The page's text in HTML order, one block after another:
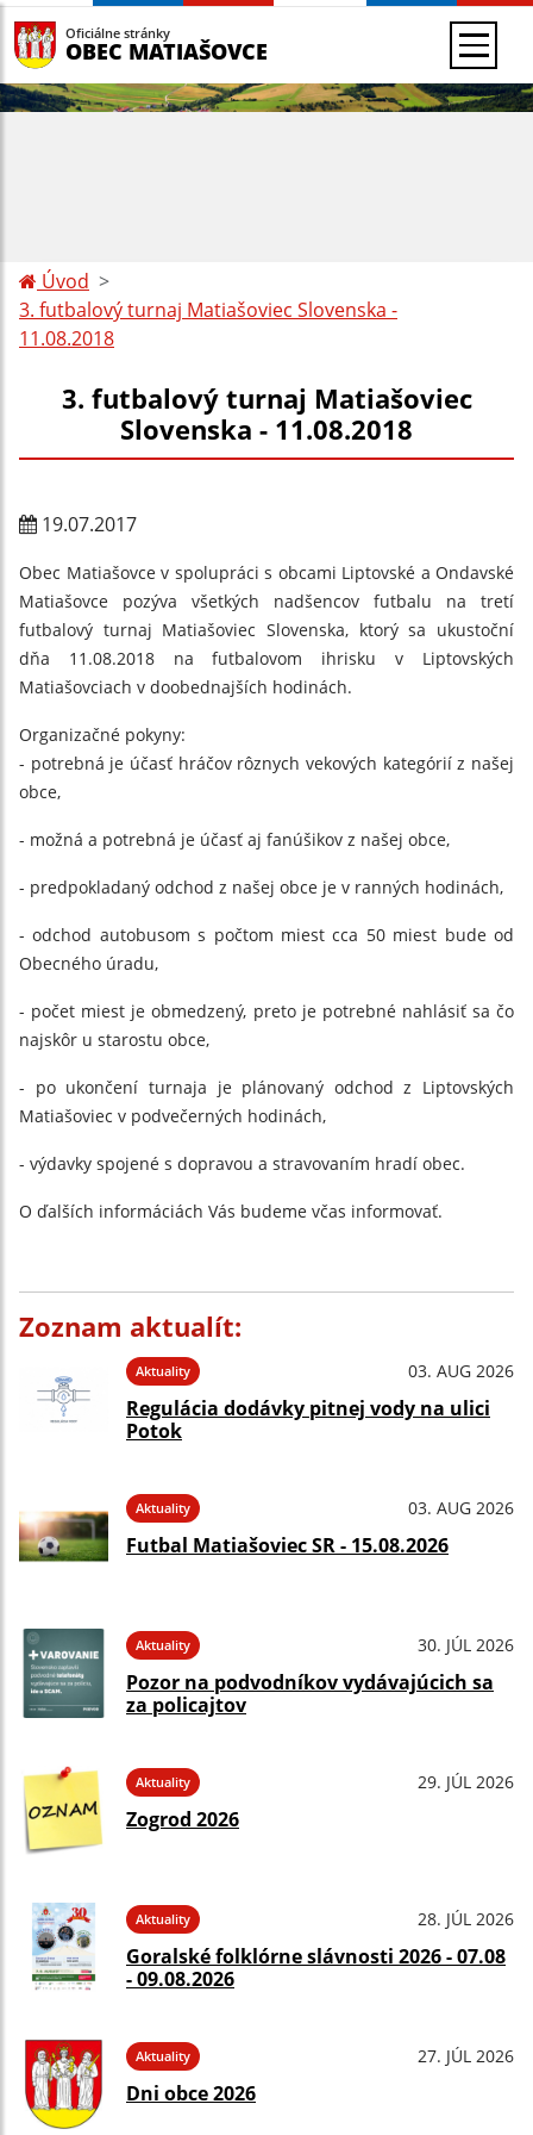
Oficiálne stránky
OBEC MATIAŠOVCE
Úvod
3. futbalový turnaj Matiašoviec Slovenska -
11.08.2018
3. futbalový turnaj Matiašoviec
Slovenska - 11.08.2018
19.07.2017
Obec Matiašovce v spolupráci s obcami Liptovské a Ondavské
Matiašovce pozýva všetkých nadšencov futbalu na tretí
futbalový turnaj Matiašoviec Slovenska, ktorý sa ukustoční
dňa 11.08.2018 na futbalovom ihrisku v Liptovských
Matiašovciach v doobednajších hodinách.
Organizačné pokyny:
- potrebná je účasť hráčov rôznych vekových kategórií z našej
obce,
- možná a potrebná je účasť aj fanúšikov z našej obce,
- predpokladaný odchod z našej obce je v ranných hodinách,
- odchod autobusom s počtom miest cca 50 miest bude od
Obecného úradu,
- počet miest je obmedzený, preto je potrebné nahlásiť sa čo
najskôr u starostu obce,
- po ukončení turnaja je plánovaný odchod z Liptovských
Matiašoviec v podvečerných hodinách,
- výdavky spojené s dopravou a stravovaním hradí obec.
O ďalších informáciách Vás budeme včas informovať.
Zoznam aktualít:
Aktuality 03. AUG 2026
Regulácia dodávky pitnej vody na ulici
Potok
Aktuality 03. AUG 2026
Futbal Matiašoviec SR - 15.08.2026
Aktuality 30. JÚL 2026
Pozor na podvodníkov vydávajúcich sa
za policajtov
Aktuality 29. JÚL 2026
Zogrod 2026
Aktuality 28. JÚL 2026
Goralské folklórne slávnosti 2026 - 07.08
- 09.08.2026
Aktuality 27. JÚL 2026
Dni obce 2026